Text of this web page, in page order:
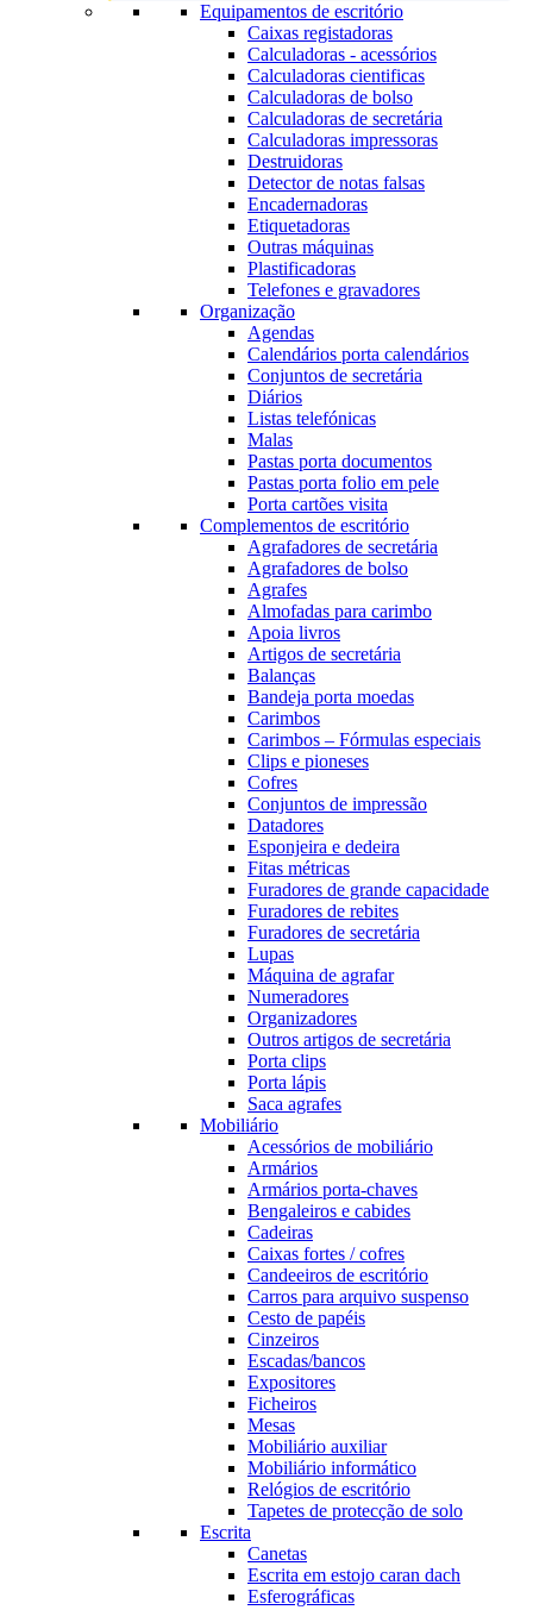
Equipamentos de escritório
Caixas registadoras
Calculadoras - acessórios
Calculadoras cientificas
Calculadoras de bolso
Calculadoras de secretária
Calculadoras impressoras
Destruidoras
Detector de notas falsas
Encadernadoras
Etiquetadoras
Outras máquinas
Plastificadoras
Telefones e gravadores
Organização
Agendas
Calendários porta calendários
Conjuntos de secretária
Diários
Listas telefónicas
Malas
Pastas porta documentos
Pastas porta folio em pele
Porta cartões visita
Complementos de escritório
Agrafadores de secretária
Agrafadores de bolso
Agrafes
Almofadas para carimbo
Apoia livros
Artigos de secretária
Balanças
Bandeja porta moedas
Carimbos
Carimbos – Fórmulas especiais
Clips e pioneses
Cofres
Conjuntos de impressão
Datadores
Esponjeira e dedeira
Fitas métricas
Furadores de grande capacidade
Furadores de rebites
Furadores de secretária
Lupas
Máquina de agrafar
Numeradores
Organizadores
Outros artigos de secretária
Porta clips
Porta lápis
Saca agrafes
Mobiliário
Acessórios de mobiliário
Armários
Armários porta-chaves
Bengaleiros e cabides
Cadeiras
Caixas fortes / cofres
Candeeiros de escritório
Carros para arquivo suspenso
Cesto de papéis
Cinzeiros
Escadas/bancos
Expositores
Ficheiros
Mesas
Mobiliário auxiliar
Mobiliário informático
Relógios de escritório
Tapetes de protecção de solo
Escrita
Canetas
Escrita em estojo caran dach
Esferográficas